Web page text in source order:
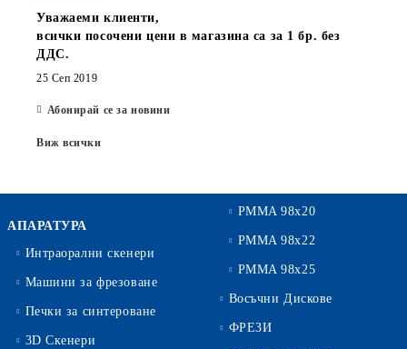
Уважаеми клиенти,
всички посочени цени в магазина са за 1 бр. без
ДДС.
25 Сеп 2019
Абонирай се за новини
Виж всички
АПАРАТУРА
Интраорални скенери
Машини за фрезоване
Печки за синтероване
3D Скенери
PMMA 98x20
PMMA 98x22
PMMA 98x25
Восъчни Дискове
ФРЕЗИ